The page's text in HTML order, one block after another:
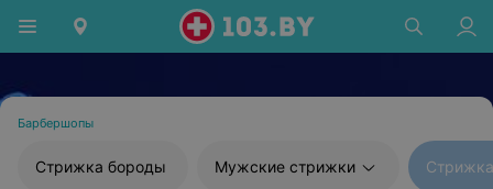
Барбершопы
Стрижка бороды Мужские стрижки